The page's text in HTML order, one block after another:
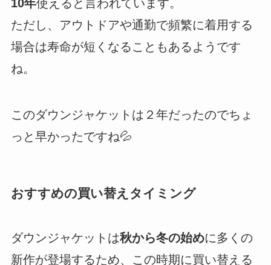
10年使えると言われています。
ただし、アウトドアや通勤で頻繁に着用する
場合は寿命が短くなることもあるようです
ね。
このダウンジャケットは２年だったのでちょ
っと早かったですね💦
おすすめの買い替えタイミング
ダウンジャケットは秋から冬の始めに多くの
新作が登場するため、この時期に買い替える